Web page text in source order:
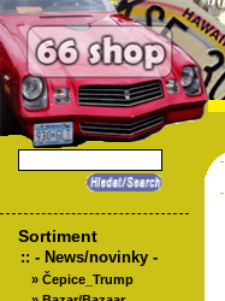
Sortiment
:: - News/novinky -
» Čepice_Trump